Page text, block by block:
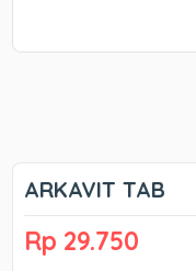
ARKAVIT TAB
Rp 29.750